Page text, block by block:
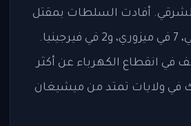
الشرقي. أفادت السلطات بمقتل
14 شخصًا في كنتاكي، 7 في ميزوري، و2 في فيرجينيا.
في انقطاع الكهرباء عن أكثر
مشترك في ولايات تمتد من ميشيغان